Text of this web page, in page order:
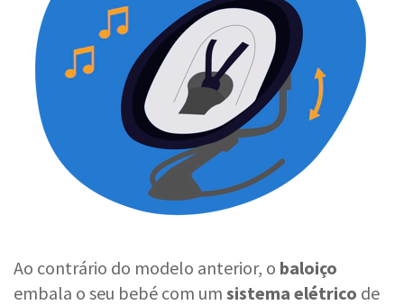
Ao contrário do modelo anterior, o baloiço
embala o seu bebé com um sistema elétrico de